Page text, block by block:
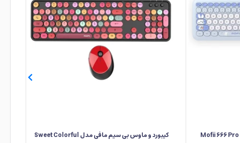
کیبورد و ماوس بی سیم مافی مدل Sweet Colorful